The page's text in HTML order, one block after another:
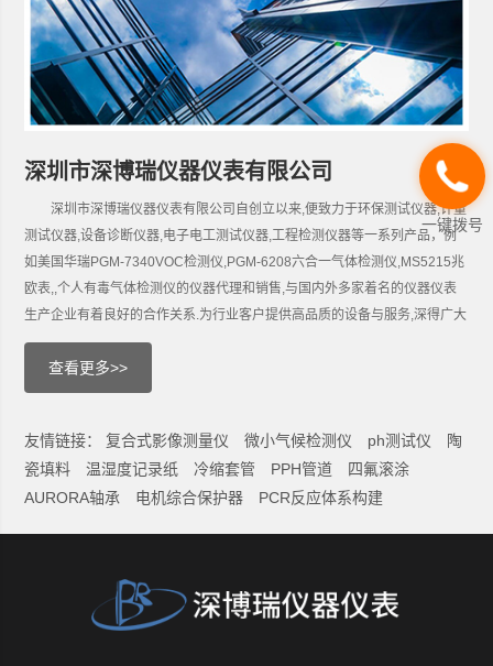
深圳市深博瑞仪器仪表有限公司
深圳市深博瑞仪器仪表有限公司自创立以来,便致力于环保测试仪器,计量
测试仪器,设备诊断仪器,电子电工测试仪器,工程检测仪器等一系列产品，例
如美国华瑞PGM-7340VOC检测仪,PGM-6208六合一气体检测仪,MS5215兆
欧表,,个人有毒气体检测仪的仪器代理和销售,与国内外多家着名的仪器仪表
生产企业有着良好的合作关系.为行业客户提供高品质的设备与服务,深得广大
用户的信赖,好评不断.现为美国华瑞,日本SHIMPO新宝,日本COSMOS新宇宙,
日本万用(MULTI),日本加野(KANOMAX)...
查看更多>>
友情链接： 复合式影像测量仪 微小气候检测仪 ph测试仪
陶
瓷填料
温湿度记录纸 冷缩套管 PPH管道
四氟滚涂
AURORA轴承
电机综合保护器 PCR反应体系构建
一键拨号